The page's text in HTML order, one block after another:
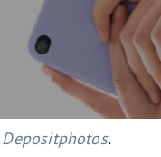
Depositphotos.